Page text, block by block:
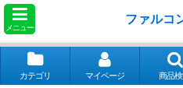
メニュー
ファルコ
カテゴリ マイページ 商品